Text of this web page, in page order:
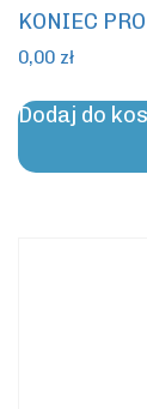
KONIEC
0,00 zł
Dodaj do